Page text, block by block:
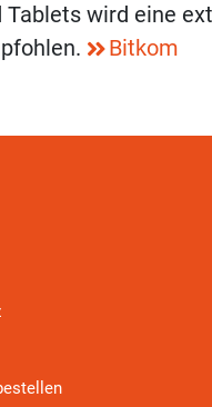
Tablets wird eine
Bitkom